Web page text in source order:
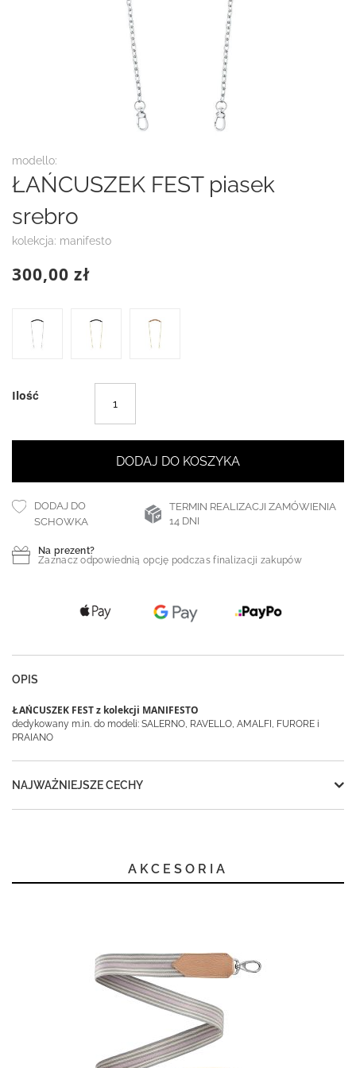
modello:
ŁAŃCUSZEK FEST piasek
srebro
kolekcja: manifesto
300,00 zł
Ilość
DODAJ DO KOSZYKA
DODAJ DO
SCHOWKA
TERMIN REALIZACJI ZAMÓWIENIA
14 DNI
Na prezent?
Zaznacz odpowiednią opcję podczas finalizacji zakupów
OPIS
ŁAŃCUSZEK FEST z kolekcji MANIFESTO
dedykowany m.in. do modeli: SALERNO, RAVELLO, AMALFI, FURORE i
PRAIANO
NAJWAŻNIEJSZE CECHY
Przejdź
na
początek
AKCESORIA